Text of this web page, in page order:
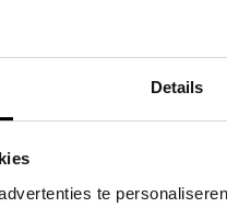
Details
te